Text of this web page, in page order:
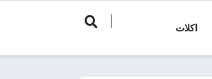
اكلات